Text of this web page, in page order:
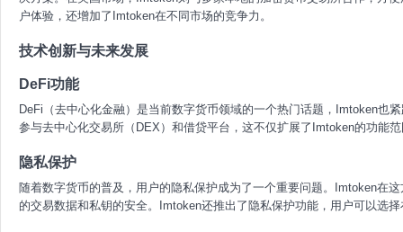
户体验，还增加了Imtoken在不同市场的竞争力。
技术创新与未来发展
DeFi功能
DeFi（去中心化金融）是当前数字货币领域的一个热门话题，Imtoken也
参与去中心化交易所（DEX）和借贷平台，这不仅扩展了Imtoken的功能
隐私保护
随着数字货币的普及，用户的隐私保护成为了一个重要问题。Imtoken在
的交易数据和私钥的安全。Imtoken还推出了隐私保护功能，用户可以选